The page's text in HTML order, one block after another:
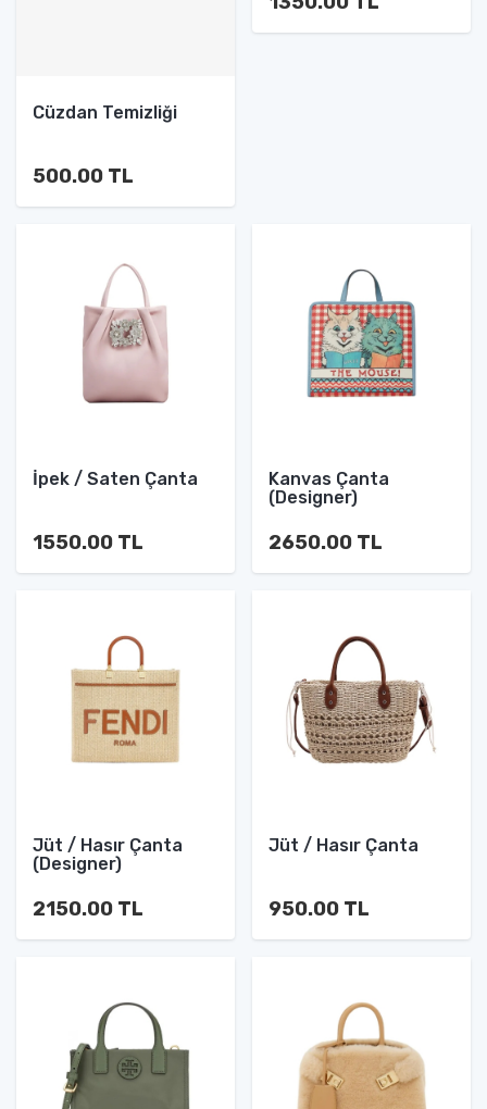
Cüzdan Temizliği
500.00 TL
İpek / Saten Çanta
1550.00 TL
Kanvas Çanta
(Designer)
2650.00 TL
Jüt / Hasır Çanta
(Designer)
2150.00 TL
Jüt / Hasır Çanta
950.00 TL